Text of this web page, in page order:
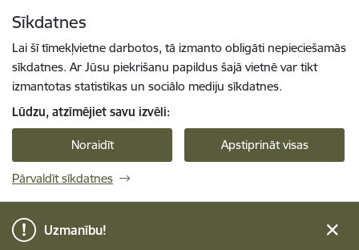
Sīkdatnes
Lai šī tīmekļvietne darbotos, tā izmanto obligāti nepieciešamās
sīkdatnes. Ar Jūsu piekrišanu papildus šajā vietnē var tikt
izmantotas statistikas un sociālo mediju sīkdatnes.
Lūdzu, atzīmējiet savu izvēli:
Noraidīt Apstiprināt visas
Pārvaldīt sīkdatnes
Uzmanību!